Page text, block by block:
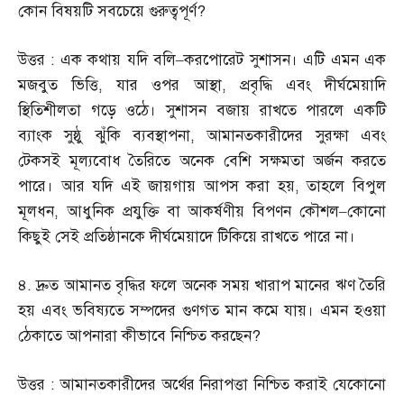
কোন বিষয়টি সবচেয়ে গুরুত্বপূর্ণ?
উত্তর : এক কথায় যদি বলি–করপোরেট সুশাসন। এটি এমন এক
মজবুত ভিত্তি,যার ওপর আস্থা, প্রবৃদ্ধি এবং দীর্ঘমেয়াদি
স্থিতিশীলতা গড়ে ওঠে। সুশাসন বজায় রাখতে পারলে একটি
ব্যাংক সুষ্ঠু ঝুঁকি ব্যবস্থাপনা,আমানতকারীদের সুরক্ষা এবং
টেকসই মূল্যবোধ তৈরিতে অনেক বেশি সক্ষমতা অর্জন করতে
পারে। আর যদি এই জায়গায় আপস করা হয়,তাহলে বিপুল
মূলধন,আধুনিক প্রযুক্তি বা আকর্ষণীয় বিপণন কৌশল–কোনো
কিছুই সেই প্রতিষ্ঠানকে দীর্ঘমেয়াদে টিকিয়ে রাখতে পারে না।
৪.দ্রুত আমানত বৃদ্ধির ফলে অনেক সময় খারাপ মানের ঋণ তৈরি
হয় এবং ভবিষ্যতে সম্পদের গুণগত মান কমে যায়। এমন হওয়া
ঠেকাতে আপনারা কীভাবে নিশ্চিত করছেন?
উত্তর :আমানতকারীদের অর্থের নিরাপত্তা নিশ্চিত করাই যেকোনো